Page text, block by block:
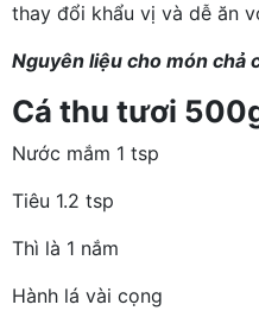
thay đổi khẩu vị và dễ ăn
Nguyên liệu cho món chả
Cá thu tươi
Nước mắm 1 tsp
Tiêu 1.2 tsp
Thì là 1 nắm
Hành lá vài cọng